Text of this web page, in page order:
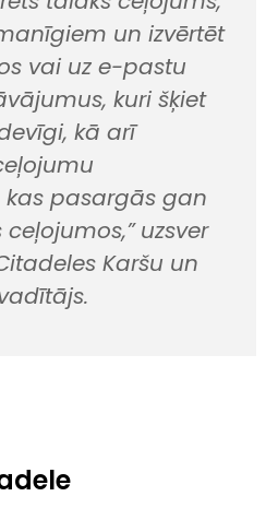
un izvērtēt
vai uz e-pastu
kuri šķiet
kā arī
pasargās gan
uzsver
Karšu un